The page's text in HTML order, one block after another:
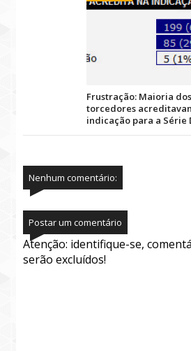
Frustração: Maioria dos
torcedores
indicação para a Série
Nenhum comentário:
Postar um comentário
Atenção: identifique-se,
serão excluídos!